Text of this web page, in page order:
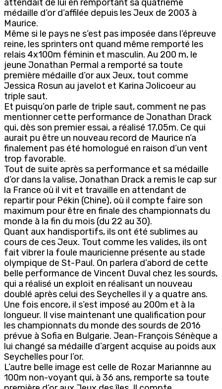
attendait de lui en remportant sa quatrième
médaille d’or d’affilée depuis les Jeux de 2003 à
Maurice.
Même si le pays ne s’est pas imposée dans l’épreuve
reine, les sprinters ont quand même remporté les
relais 4x100m féminin et masculin. Au 200 m, le
jeune Jonathan Permal a remporté sa toute
première médaille d’or aux Jeux, tout comme
Jessica Rosun au javelot et Karina Jolicoeur au
triple saut.
Et puisqu’on parle de triple saut, comment ne pas
mentionner cette performance de Jonathan Drack
qui, dès son premier essai, a réalisé 17,05m. Ce qui
aurait pu être un nouveau record de Maurice n’a
finalement pas été homologué en raison d’un vent
trop favorable.
Tout de suite après sa performance et sa médaille
d’or dans la valise, Jonathan Drack a remis le cap sur
la France où il vit et travaille en attendant de
repartir pour Pékin (Chine), où il compte faire son
maximum pour être en finale des championnats du
monde à la fin du mois (du 22 au 30).
Quant aux handisportifs, ils ont été sublimes au
cours de ces Jeux. Tout comme les valides, ils ont
fait vibrer la foule mauricienne présente au stade
olympique de St-Paul. On parlera d’abord de cette
belle performance de Vincent Duval chez les sourds,
qui a réalisé un exploit en réalisant un nouveau
doublé après celui des Seychelles il y a quatre ans.
Une fois encore, il s’est imposé au 200m et à la
longueur. Il vise maintenant une qualification pour
les championnats du monde des sourds de 2016
prévue à Sofia en Bulgarie. Jean-François Sénèque a
lui changé sa médaille d’argent acquise au poids aux
Seychelles pour l’or.
L’autre belle image est celle de Rozar Mariannne au
100m non-voyant qui, à 36 ans, remporte sa toute